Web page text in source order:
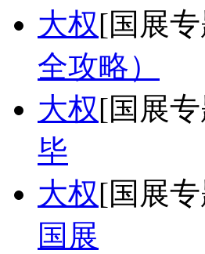
大权[国展
全攻略）
大权[国展
毕
大权[国展
国展